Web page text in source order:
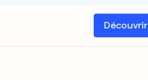
Découvrir